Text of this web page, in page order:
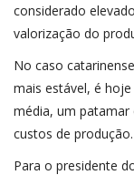
considerado
valorização do
No caso
mais estável, é
média, um patamar
custos de produção.
Para o presidente